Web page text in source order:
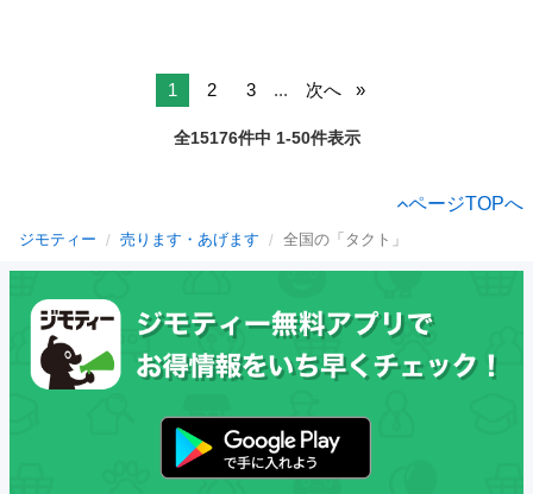
1 2 3 ... 次へ
全15176件中 1-50件表示
ページTOPへ
ジモティー 売ります・あげます 全国の「タクト」